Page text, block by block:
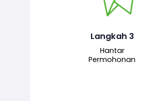
Langkah 3
Hantar
Permohonan
Permohonan yang lengkap
untuk proses semakan
bertanggungjawab.